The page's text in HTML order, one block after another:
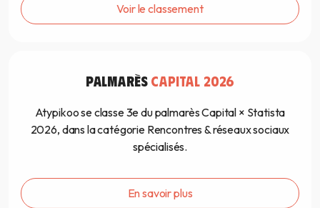
Voir le classement
PALMARÈS CAPITAL 2026
Atypikoo se classe 3e du palmarès Capital × Statista
2026, dans la catégorie Rencontres & réseaux sociaux
spécialisés.
En savoir plus